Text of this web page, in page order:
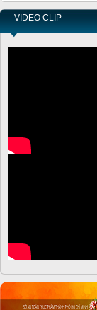
VIDEO CLIP